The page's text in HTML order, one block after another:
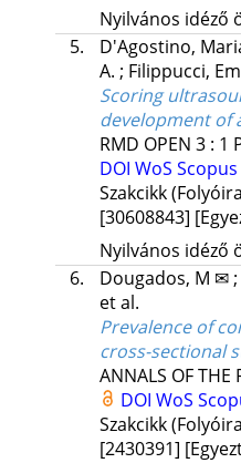
Nyilvános idéző
5.
D'Agostino,
A. ; Filippucci,
Scoring
development of
RMD OPEN 3: 1
DOI WoS Scopus
Szakcikk
[30608843]
Nyilvános idéző
6.
Dougados, M ✉;
et al.
Prevalence of
cross-sectional
ANNALS OF THE
DOI WoS
Szakcikk
[2430391]